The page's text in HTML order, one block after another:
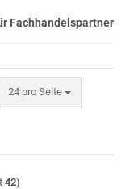
Fachhandelspartner
24 pro Seite
pro Seite
42)